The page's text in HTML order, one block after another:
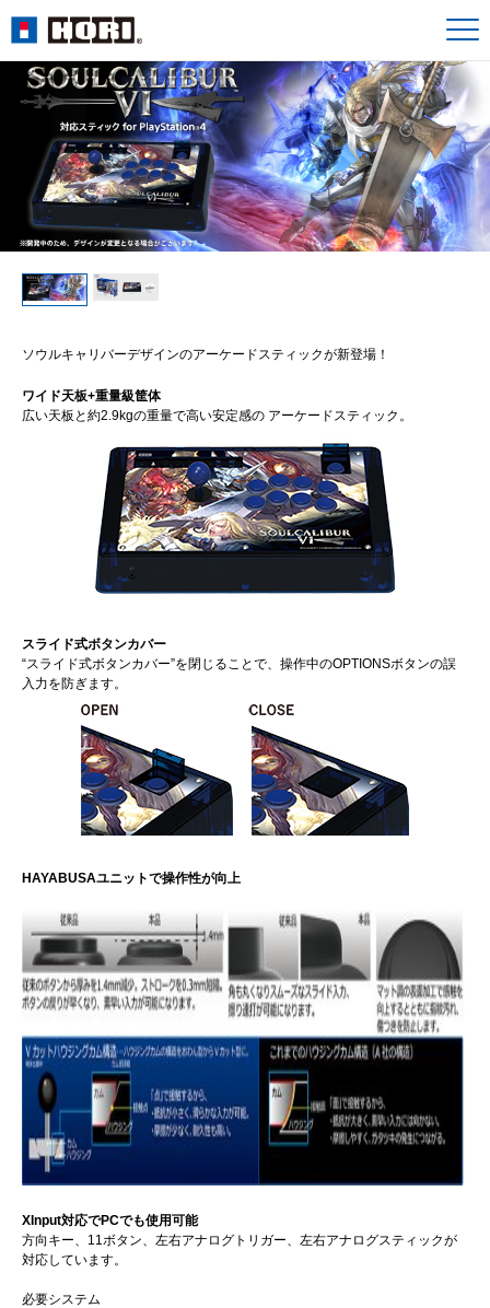
ソウルキャリバーデザインのアーケードスティックが新登場！
ワイド天板+重量級筐体
広い天板と約2.9kgの重量で高い安定感の アーケードスティック。
スライド式ボタンカバー
“スライド式ボタンカバー”を閉じることで、操作中のOPTIONSボタンの誤
入力を防ぎます。
HAYABUSAユニットで操作性が向上
XInput対応でPCでも使用可能
方向キー、11ボタン、左右アナログトリガー、左右アナログスティックが
対応しています。
必要システム